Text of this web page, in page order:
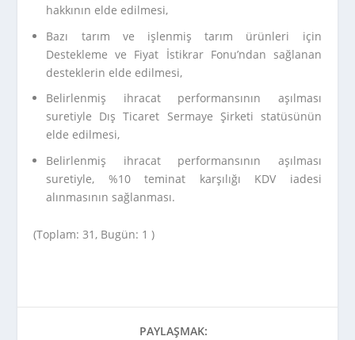
hakkının elde edilmesi,
Bazı tarım ve işlenmiş tarım ürünleri için
Destekleme ve Fiyat İstikrar Fonu’ndan sağlanan
desteklerin elde edilmesi,
Belirlenmiş ihracat performansının aşılması
suretiyle Dış Ticaret Sermaye Şirketi statüsünün
elde edilmesi,
Belirlenmiş ihracat performansının aşılması
suretiyle, %10 teminat karşılığı KDV iadesi
alınmasının sağlanması.
(Toplam: 31, Bugün: 1 )
PAYLAŞMAK: